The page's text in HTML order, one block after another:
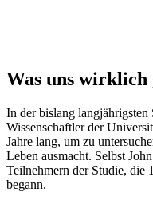
Was uns
In der bislang
Wissenschaftler der
Jahre lang, um zu
Leben ausmacht. Selbst
Teilnehmern der Studie, die
begann.